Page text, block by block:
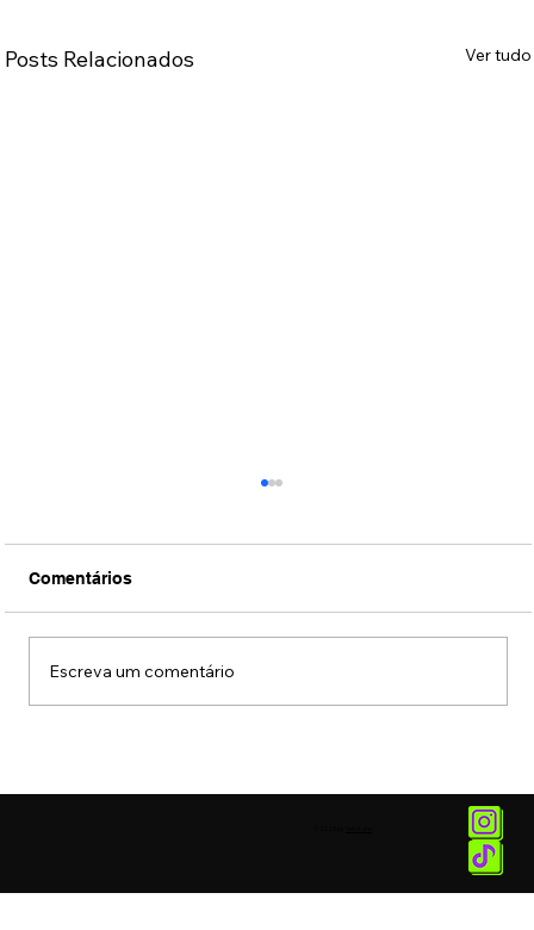
Posts Relacionados Ver tudo
Comentários
Escreva um comentário